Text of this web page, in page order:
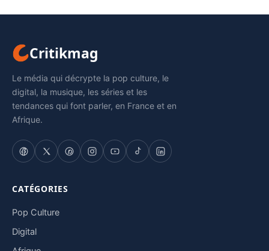
Critikmag
Le média qui décrypte la pop culture, le
digital, la musique, les séries et les
tendances qui font parler, en France et en
Afrique.
CATÉGORIES
Pop Culture
Digital